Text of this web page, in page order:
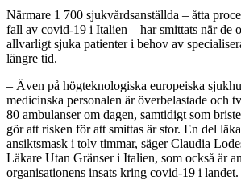
Närmare 1 700 sjukvårdsanställda – åtta
fall av covid-19 i Italien – har smittats när de
allvarligt sjuka patienter i behov av
längre tid.
– Även på högteknologiska europeiska
medicinska personalen är överbelastade och
80 ambulanser om dagen, samtidigt som
gör att risken för att smittas är stor. En del
ansiktsmask i tolv timmar, säger Claudia
Läkare Utan Gränser i Italien, som också är
organisationens insats kring covid-19 i landet.